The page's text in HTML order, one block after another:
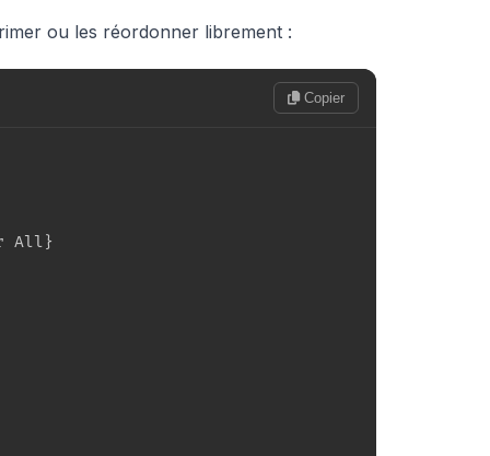
ou les réordonner librement :
Copier
All }